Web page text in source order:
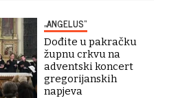
„ANGELUS“
Dođite u pakračku
župnu crkvu na
adventski koncert
gregorijanskih
napjeva